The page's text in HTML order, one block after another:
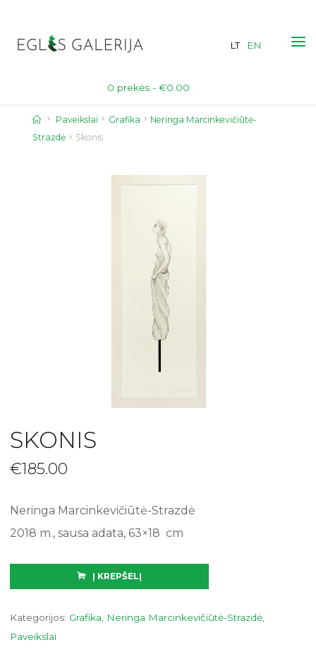
content
0 prekės - €0.00
LT EN
Home
Paveikslai Grafika
Neringa Marcinkevičiūtė-
Strazdė
Skonis
SKONIS
€185.00
Neringa Marcinkevičiūtė-Strazdė
2018 m., sausa adata, 63×18 cm
Į KREPŠELĮ
Kategorijos: Grafika, Neringa Marcinkevičiūtė-Strazdė,
Paveikslai